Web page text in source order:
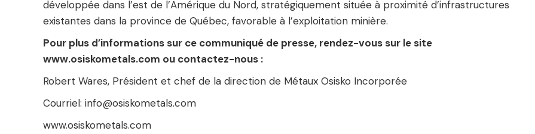
développée dans l’est de l’Amérique du Nord, stratégiquement située à proximité d’infrastructures
existantes dans la province de Québec, favorable à l’exploitation minière.
Pour plus d’informations sur ce communiqué de presse, rendez-vous sur le site
www.osiskometals.com ou contactez-nous :
Robert Wares, Président et chef de la direction de Métaux Osisko Incorporée
Courriel: info@osiskometals.com
www.osiskometals.com